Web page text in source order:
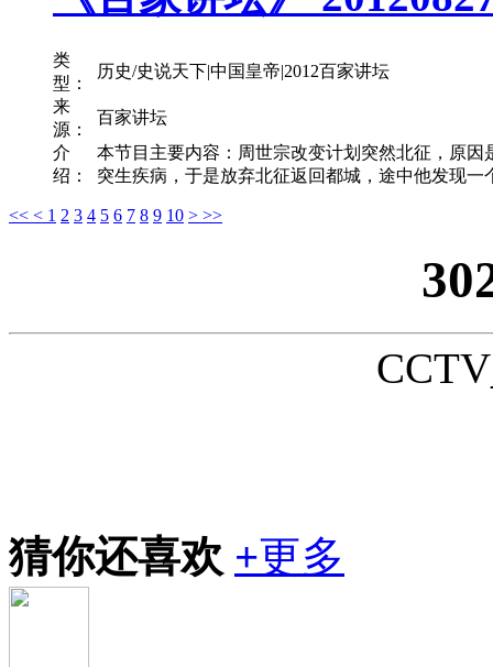
类
型：
历史/史说天下|中国皇帝|2012百家讲坛
来
源：
百家讲坛
介
绍：
本节目主要内容：周世宗改变计划突然北征，原
突生疾病，于是放弃北征返回都城，途中他发现一
<< < 1 2 3 4 5 6 7 8 9 10 > >>
猜你还喜欢 +更多